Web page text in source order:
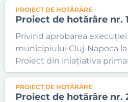
PROIECT DE HOTĂRÂRE
Proiect de hotărâre nr. 1
Privind aprobarea
municipiului Cluj-Napoca
Proiect din iniațiativa
PROIECT DE HOTĂRÂRE
Proiect de hotărâre nr.